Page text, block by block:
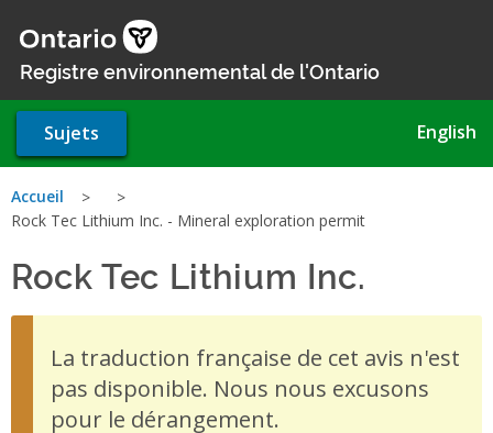
au
contenu
Registre environnemental de l'Ontario
Sujets English
Vous
ici
Accueil
Rock Tec Lithium Inc. - Mineral exploration permit
Rock Tec Lithium Inc.
La traduction française de cet avis n'est
pas disponible. Nous nous excusons
pour le dérangement.